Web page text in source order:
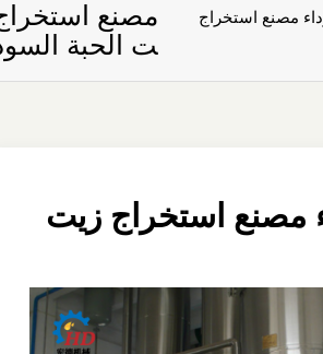
مصنع
ت الحبة
مصنع استخراج
مصنع استخراج زيت